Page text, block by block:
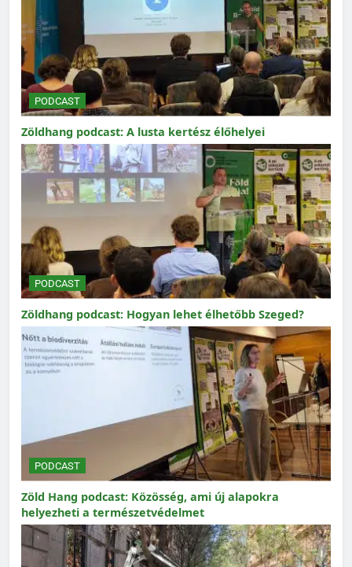
PODCAST
Zöldhang podcast: A lusta kertész élőhelyei
PODCAST
Zöldhang podcast: Hogyan lehet élhetőbb Szeged?
PODCAST
Zöld Hang podcast: Közösség, ami új alapokra
helyezheti a természetvédelmet